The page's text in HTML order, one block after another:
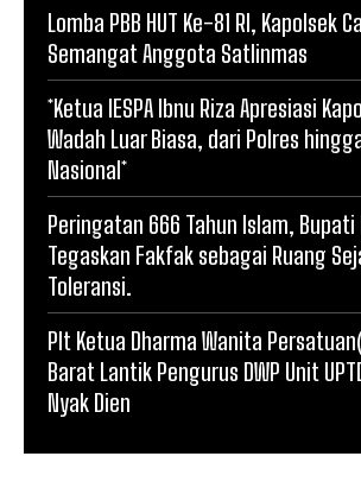
Lomba PBB HUT Ke-81 RI, Kapolsek
Semangat Anggota Satlinmas
*Ketua IESPA Ibnu Riza Apresiasi
Wadah Luar Biasa, dari Polres
Nasional*
Peringatan 666 Tahun Islam,
Tegaskan Fakfak sebagai Ruang
Toleransi.
Plt Ketua Dharma Wanita
Barat Lantik Pengurus DWP Unit
Nyak Dien